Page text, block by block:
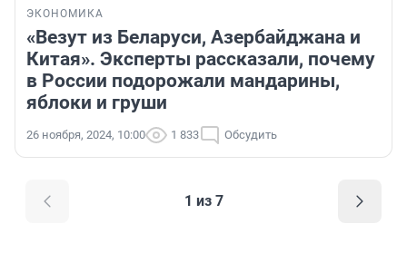
ЭКОНОМИКА
«Везут из Беларуси, Азербайджана и
Китая». Эксперты рассказали, почему
в России подорожали мандарины,
яблоки и груши
26 ноября, 2024, 10:00 1 833 Обсудить
1 из 7